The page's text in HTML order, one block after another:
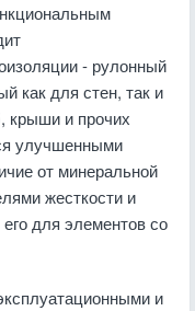
- рулонный
как для стен, так и
крыши и прочих
улучшенными
от минеральной
жесткости и
для элементов со
и